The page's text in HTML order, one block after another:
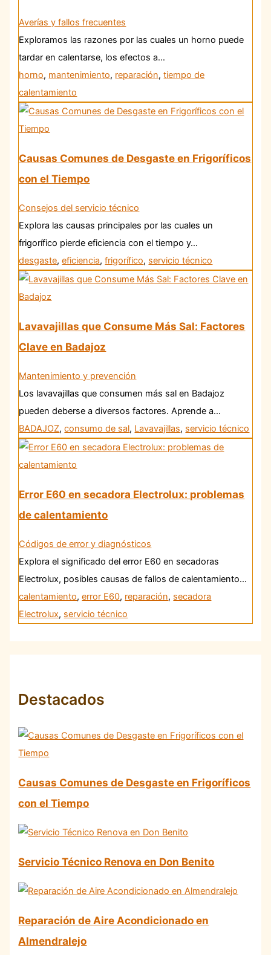
Averías y fallos frecuentes
Exploramos las razones por las cuales un horno puede
tardar en calentarse, los efectos a…
horno, mantenimiento, reparación,tiempo de
calentamiento
Causas Comunes de Desgaste en Frigoríficos
con el Tiempo
Consejos del servicio técnico
Explora las causas principales por las cuales un
frigorífico pierde eficiencia con el tiempo y…
desgaste,eficiencia,frigorífico, servicio técnico
Lavavajillas que Consume Más Sal: Factores
Clave en Badajoz
Mantenimiento y prevención
Los lavavajillas que consumen más sal en Badajoz
pueden deberse a diversos factores. Aprende a…
BADAJOZ,consumo de sal, Lavavajillas, servicio técnico
Error E60 en secadora Electrolux: problemas
de calentamiento
Códigos de error y diagnósticos
Explora el significado del error E60 en secadoras
Electrolux, posibles causas de fallos de calentamiento…
calentamiento,error E60, reparación, secadora
Electrolux, servicio técnico
Destacados
Causas Comunes de Desgaste en Frigoríficos
con el Tiempo
Servicio Técnico Renova en Don Benito
Reparación de Aire Acondicionado en
Almendralejo